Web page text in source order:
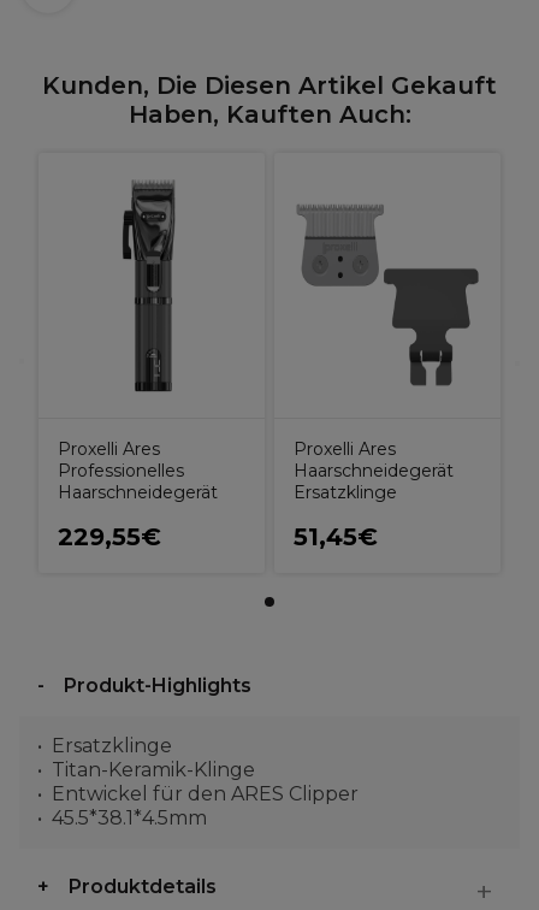
Kunden, Die Diesen Artikel Gekauft
Haben, Kauften Auch:
Proxelli Ares
Professionelles
Haarschneidegerät
229,55€
Proxelli Ares
Haarschneidegerät
Ersatzklinge
51,45€
Produkt-Highlights
Ersatzklinge
Titan-Keramik-Klinge
Entwickel für den ARES Clipper
45.5*38.1*4.5mm
Produktdetails